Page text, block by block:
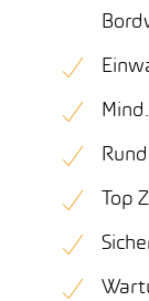
Top